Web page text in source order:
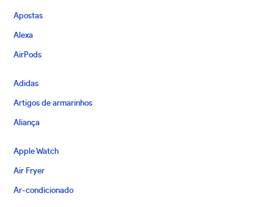
Apostas
Alexa
AirPods
Adidas
Artigos de armarinhos
Aliança
Apple Watch
Air Fryer
Ar-condicionado